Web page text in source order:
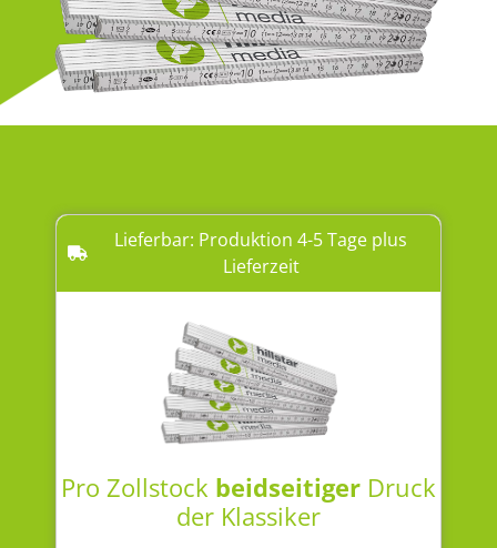
Lieferbar: Produktion 4-5 Tage plus
Lieferzeit
Pro Zollstock beidseitiger Druck
der Klassiker